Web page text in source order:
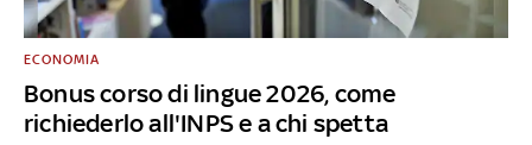
Bonus corso di lingue 2026, come
richiederlo all'INPS e a chi spetta
ECONOMIA